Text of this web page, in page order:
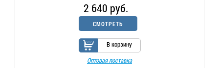
2 640 руб.
СМОТРЕТЬ
В корзину
Оптовая поставка